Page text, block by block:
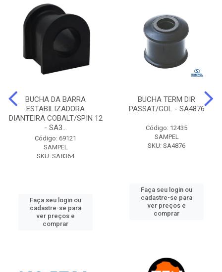
BUCHA DA BARRA
ESTABILIZADORA
DIANTEIRA COBALT/SPIN 12
- SA3...
Código: 69121
SAMPEL
SKU: SA8364
Faça seu login ou
cadastre-se para
ver preços e
comprar
BUCHA TERM DIR
PASSAT/GOL - SA4876
Código: 12435
SAMPEL
SKU: SA4876
Faça seu login ou
cadastre-se para
ver preços e
comprar